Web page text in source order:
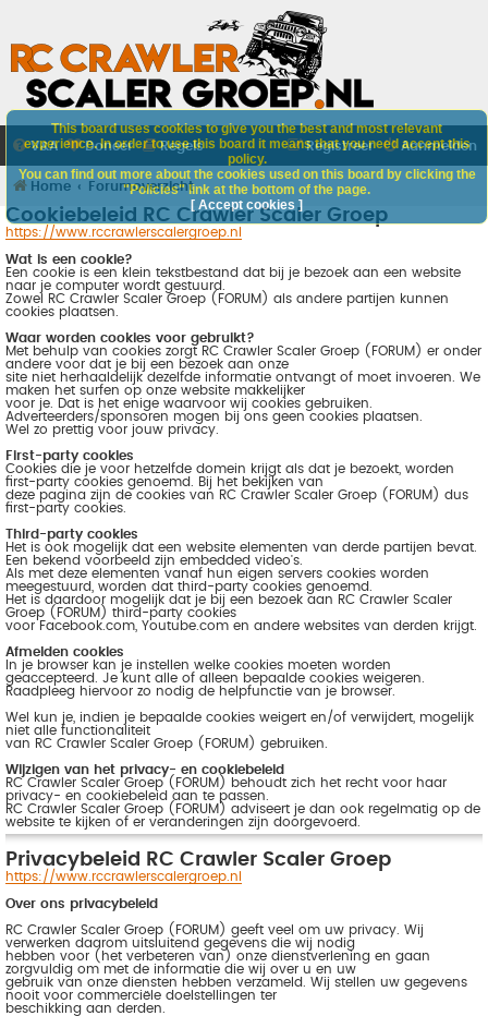
V&A Doneer Regels Aanmelden
Registreer
Home Forumoverzicht
Cookiebeleid RC Crawler Scaler Groep
https://www.rccrawlerscalergroep.nl
Wat is een cookie?
Een cookie is een klein tekstbestand dat bij je bezoek aan een website
naar je computer wordt gestuurd.
Zowel RC Crawler Scaler Groep (FORUM) als andere partijen kunnen
cookies plaatsen.
Waar worden cookies voor gebruikt?
Met behulp van cookies zorgt RC Crawler Scaler Groep (FORUM) er onder
andere voor dat je bij een bezoek aan onze
site niet herhaaldelijk dezelfde informatie ontvangt of moet invoeren. We
maken het surfen op onze website makkelijker
voor je. Dat is het enige waarvoor wij cookies gebruiken.
Adverteerders/sponsoren mogen bij ons geen cookies plaatsen.
Wel zo prettig voor jouw privacy.
First-party cookies
Cookies die je voor hetzelfde domein krijgt als dat je bezoekt, worden
first-party cookies genoemd. Bij het bekijken van
deze pagina zijn de cookies van RC Crawler Scaler Groep (FORUM) dus
first-party cookies.
Third-party cookies
Het is ook mogelijk dat een website elementen van derde partijen bevat.
Een bekend voorbeeld zijn embedded video's.
Als met deze elementen vanaf hun eigen servers cookies worden
meegestuurd, worden dat third-party cookies genoemd.
Het is daardoor mogelijk dat je bij een bezoek aan RC Crawler Scaler
Groep (FORUM) third-party cookies
voor Facebook.com, Youtube.com en andere websites van derden krijgt.
Afmelden cookies
In je browser kan je instellen welke cookies moeten worden
geaccepteerd. Je kunt alle of alleen bepaalde cookies weigeren.
Raadpleeg hiervoor zo nodig de helpfunctie van je browser.
Wel kun je, indien je bepaalde cookies weigert en/of verwijdert, mogelijk
niet alle functionaliteit
van RC Crawler Scaler Groep (FORUM) gebruiken.
Wijzigen van het privacy- en cookiebeleid
RC Crawler Scaler Groep (FORUM) behoudt zich het recht voor haar
privacy- en cookiebeleid aan te passen.
RC Crawler Scaler Groep (FORUM) adviseert je dan ook regelmatig op de
website te kijken of er veranderingen zijn doorgevoerd.
Privacybeleid RC Crawler Scaler Groep
https://www.rccrawlerscalergroep.nl
Over ons privacybeleid
RC Crawler Scaler Groep (FORUM) geeft veel om uw privacy. Wij
verwerken daarom uitsluitend gegevens die wij nodig
hebben voor (het verbeteren van) onze dienstverlening en gaan
zorgvuldig om met de informatie die wij over u en uw
gebruik van onze diensten hebben verzameld. Wij stellen uw gegevens
nooit voor commerciële doelstellingen ter
beschikking aan derden.
This board uses cookies to give you the best and most relevant
experience. In order to use this board it means that you need accept this
policy.
You can find out more about the cookies used on this board by clicking the
"Policies" link at the bottom of the page.
[ Accept cookies ]